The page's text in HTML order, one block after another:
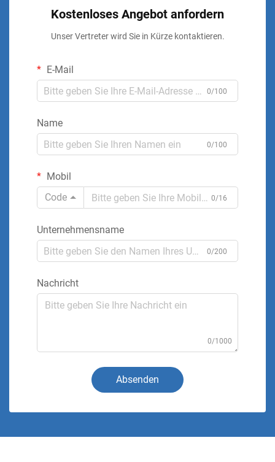
Kostenloses Angebot anfordern
Unser Vertreter wird Sie in Kürze kontaktieren.
E-Mail
0/100
Name
0/100
Mobil
Code
0/16
Unternehmensname
0/200
Nachricht
0/1000
Absenden